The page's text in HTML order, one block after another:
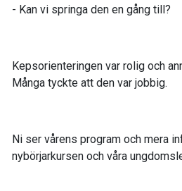
- Kan vi springa den en gång till?
Kepsorienteringen var rolig och
Många tyckte att den var jobbig.
Ni ser vårens program och mera
nybörjarkursen och våra